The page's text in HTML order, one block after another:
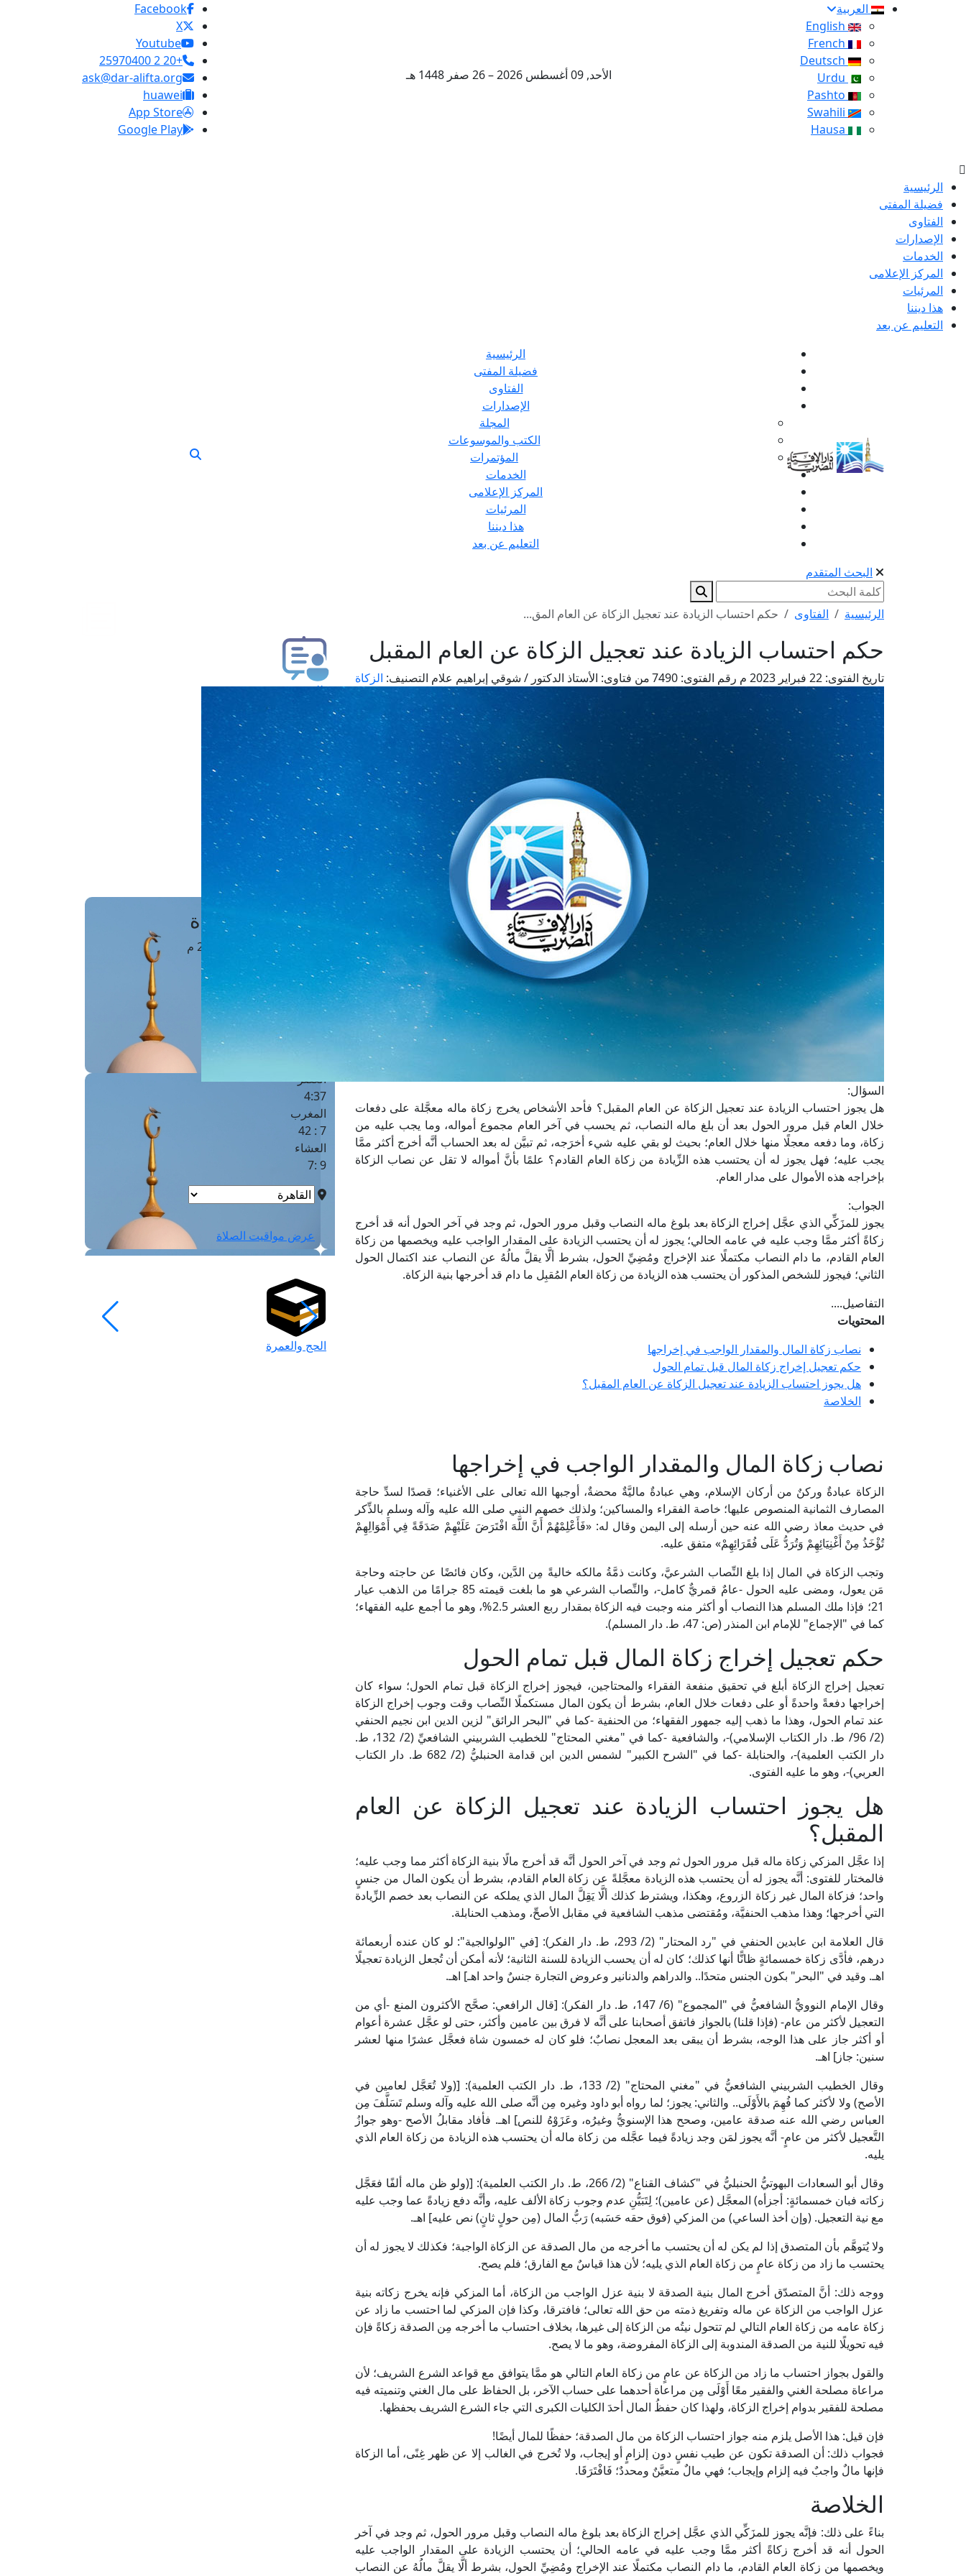
العربية
الأحد, 09 أغسطس 2026 – 26 صفر 1448 هـ
Facebook
X
Youtube
+20 2 25970400
ask@dar-alifta.org
huawei
App Store
Google Play
الرئيسية
فضيلة المفتى
الفتاوى
الإصدارات
الخدمات
المركز الإعلامى
المرئيات
هذا ديننا
التعليم عن بعد
الرئيسية
فضيلة المفتى
الفتاوى
الإصدارات
المجلة
الكتب والموسوعات
المؤتمرات
الخدمات
المركز الإعلامى
المرئيات
هذا ديننا
التعليم عن بعد
البحث المتقدم
الرئيسية الفتاوى حكم احتساب الزيادة عند تعجيل الزكاة عن العام المق...
حكم احتساب الزيادة عند تعجيل الزكاة عن العام المقبل
تاريخ الفتوى: رقم الفتوى: من فتاوى: الأستاذ الدكتور / شوقي إبراهيم علام التصنيف: الزكاة
السؤال:
هل يجوز احتساب الزيادة عند تعجيل الزكاة عن العام المقبل؟ فأحد الأشخاص يخرج زكاة ماله معجَّلة على دفعات
خلال العام قبل مرور الحول بعد أن بلغ ماله النصاب، ثم يحسب في آخر العام مجموع أمواله، وما يجب عليه من
زكاة، وما دفعه معجلًا منها خلال العام؛ بحيث لو بقي عليه شيء أخرَجه، ثم تبيَّن له بعد الحساب أنَّه أخرج أكثر ممَّا
يجب عليه؛ فهل يجوز له أن يحتسب هذه الزِّيادة من زكاة العام القادم؟ علمًا بأنَّ أمواله لا تقل عن نصاب الزكاة
بإخراجه هذه الأموال على مدار العام.
الجواب:
يجوز للمزَكِّي الذي عجَّل إخراج الزكاة بعد بلوغ ماله النصاب وقبل مرور الحول، ثم وجد في آخر الحول أنه قد أخرج
زكاةً أكثر ممَّا وجب عليه في عامه الحالي؛ يجوز له أن يحتسب الزيادة على المقدار الواجب عليه ويخصمها من زكاة
العام القادم، ما دام النصاب مكتملًا عند الإخراج ومُضِيِّ الحول، بشرط ألَّا يقلَّ مالُهُ عن النصاب عند اكتمال الحول
الثاني؛ فيجوز للشخص المذكور أن يحتسب هذه الزيادة من زكاة العام المُقبِل ما دام قد أخرجها بنية الزكاة.
التفاصيل....
المحتويات
نصاب زكاة المال والمقدار الواجب في إخراجها
حكم تعجيل إخراج زكاة المال قبل تمام الحول
هل يجوز احتساب الزيادة عند تعجيل الزكاة عن العام المقبل؟
الخلاصة
نصاب زكاة المال والمقدار الواجب في إخراجها
الزكاة عبادةٌ وركنٌ من أركان الإسلام، وهي عبادةٌ ماليَّةٌ محضةٌ، أوجبها الله تعالى على الأغنياء؛ قصدًا لسدِّ حاجة
المصارف الثمانية المنصوص عليها؛ خاصة الفقراء والمساكين؛ ولذلك خصهم النبي صلى الله عليه وآله وسلم بالذِّكر
في حديث معاذ رضي الله عنه حين أرسله إلى اليمن وقال له: «فَأَعْلِمْهُمْ أَنَّ اللَّهَ افْتَرَضَ عَلَيْهِمْ صَدَقَةً فِي أَمْوَالِهِمْ
تُؤْخَذُ مِنْ أَغْنِيَائِهِمْ وَتُرَدُّ عَلَى فُقَرَائِهِمْ» متفق عليه.
وتجب الزكاة في المال إذا بلغ النِّصاب الشرعيَّ، وكانت ذمَّةُ مالكه خاليةً مِن الدَّين، وكان فائضًا عن حاجته وحاجة
مَن يعول، ومضى عليه الحول -عامٌ قمريٌّ كامل-، والنِّصاب الشرعي هو ما بلغت قيمته 85 جرامًا من الذهب عيار
21؛ فإذا ملك المسلم هذا النصاب أو أكثر منه وجبت فيه الزكاة بمقدار ربع العشر 2.5%، وهو ما أجمع عليه الفقهاء؛
كما في "الإجماع" للإمام ابن المنذر (ص: 47، ط. دار المسلم).
حكم تعجيل إخراج زكاة المال قبل تمام الحول
تعجيل إخراج الزكاة أبلغ في تحقيق منفعة الفقراء والمحتاجين، فيجوز إخراج الزكاة قبل تمام الحول؛ سواء كان
إخراجها دفعةً واحدةً أو على دفعات خلال العام، بشرط أن يكون المال مستكملًا النِّصاب وقت وجوب إخراج الزكاة
عند تمام الحول، وهذا ما ذهب إليه جمهور الفقهاء؛ من الحنفية -كما في "البحر الرائق" لزين الدين ابن نجيم الحنفي
(2/ 96/ ط. دار الكتاب الإسلامي)-، والشافعية -كما في "مغني المحتاج" للخطيب الشربيني الشافعيِّ (2/ 132، ط.
دار الكتب العلمية)-، والحنابلة -كما في "الشرح الكبير" لشمس الدين ابن قدامة الحنبليُّ (2/ 682 ط. دار الكتاب
العربي)-، وهو ما عليه الفتوى.
هل يجوز احتساب الزيادة عند تعجيل الزكاة عن العام
المقبل؟
إذا عجَّل المزكي زكاة ماله قبل مرور الحول ثم وجد في آخر الحول أنَّه قد أخرج مالًا بنية الزكاة أكثر مما وجب عليه؛
فالمختار للفتوى: أنَّه يجوز له أن يحتسب هذه الزيادة معجَّلةً عن زكاة العام القادم، بشرط أن يكون المال من جنسٍ
واحد؛ فزكاة المال غير زكاة الزروع، وهكذا، ويشترط كذلك ألَّا يَقِلَّ المال الذي يملكه عن النصاب بعد خصم الزِّيادة
التي أخرجها؛ وهذا مذهب الحنفيَّة، ومُقتضى مذهب الشافعية في مقابل الأصحِّ، ومذهب الحنابلة.
قال العلامة ابن عابدين الحنفي في "رد المحتار" (2/ 293، ط. دار الفكر): [في "الولوالجية": لو كان عنده أربعمائة
درهم، فأدَّى زكاة خمسمائةٍ ظانًّا أنها كذلك؛ كان له أن يحسب الزيادة للسنة الثانية؛ لأنه أمكن أن تُجعل الزيادة تعجيلًا
اهـ. وقيد في "البحر" بكون الجنس متحدًا.. والدراهم والدنانير وعروض التجارة جنسٌ واحد اهـ] اهـ.
وقال الإمام النوويُّ الشافعيُّ في "المجموع" (6/ 147، ط. دار الفكر): [قال الرافعي: صحَّح الأكثرون المنع -أي من
التعجيل لأكثر من عام- (فإذا قلنا) بالجواز فاتفق أصحابنا على أنَّه لا فرق بين عامين وأكثر، حتى لو عجَّل عشرة أعوام
أو أكثر جاز على هذا الوجه، بشرط أن يبقى بعد المعجل نصابٌ؛ فلو كان له خمسون شاة فعجَّل عشرًا منها لعشر
سنين: جاز] اهـ.
وقال الخطيب الشربيني الشافعيُّ في "مغني المحتاج" (2/ 133، ط. دار الكتب العلمية): [(ولا تُعَجَّل لعامين في
الأصح) ولا لأكثر كما فُهِمَ بالأَوْلَى.. والثاني: يجوز؛ لما رواه أبو داود وغيره مِن أنَّه صلى الله عليه وآله وسلم تَسَلَّفَ مِن
العباس رضي الله عنه صدقة عامين، وصحح هذا الإسنويُّ وغيرُه، وعَزَوْهُ للنص] اهـ. فأفاد مقابلُ الأصح -وهو جوازُ
التَّعجيل لأكثر من عامٍ- أنَّه يجوز لمَن وجد زيادةً فيما عجَّله من زكاة ماله أن يحتسب هذه الزيادة من زكاة العام الذي
يليه.
وقال أبو السعادات البهوتيُّ الحنبليُّ في "كشاف القناع" (2/ 266، ط. دار الكتب العلمية): [(ولو ظن ماله ألفًا فعَجَّل
زكاته فبان خمسمائةٍ: أجزأه) المعجَّل (عن عامين)؛ لِتَبَيُّنِ عدم وجوب زكاة الألف عليه، وأنَّه دفع زيادةً عما وجب عليه
مع نية التعجيل. (وإن أخذ الساعي) من المزكي (فوق حقه حَسَبه) رَبُّ المال (مِن حولٍ ثانٍ) نص عليه] اهـ.
ولا يُتوهَّم بأن المتصدق إذا لم يكن له أن يحتسب ما أخرجه من مال الصدقة عن الزكاة الواجبة؛ فكذلك لا يجوز له أن
يحتسب ما زاد من زكاة عامٍ من زكاة العام الذي يليه؛ لأن هذا قياسٌ مع الفارق؛ فلم يصح.
ووجه ذلك: أنَّ المتصدّق أخرج المال بنية الصدقة لا بنية عزل الواجب من الزكاة، أما المزكي فإنه يخرج زكاته بنية
عزل الواجب من الزكاة عن ماله وتفريغ ذمته من حق الله تعالى؛ فافترقا، وكذا فإن المزكي لما احتسب ما زاد عن
زكاة عامه من زكاة العام التالي لم تتحول نيتُه من الزكاة إلى غيرها، بخلاف احتساب ما أخرجه مِن الصدقة زكاةً فإن
فيه تحويلًا للنية من الصدقة المندوبة إلى الزكاة المفروضة، وهو ما لا يصح.
والقول بجواز احتساب ما زاد من الزكاة عن عامٍ من زكاة العام التالي هو ممَّا يتوافق مع قواعد الشرع الشريف؛ لأن
مراعاة مصلحة الغني والفقير معًا أَوْلَى مِن مراعاة أحدهما على حساب الآخر، بل الحفاظ على مال الغني وتنميته فيه
مصلحة للفقير بدوام إخراج الزكاة، ولهذا كان حفظُ المال أحدَ الكليات الكبرى التي جاء الشرع الشريف بحفظها.
فإن قيل: هذا الأصل يلزم منه جواز احتساب الزكاة من مال الصدقة؛ حفظًا للمال أيضًا!
فجواب ذلك: أن الصدقة تكون عن طيب نفسٍ دون إلزامٍ أو إيجاب، ولا تُخرج في الغالب إلا عن ظهر غِنًى، أما الزكاة
فإنها مالٌ واجبٌ فيه إلزام وإيجاب؛ فهي مالٌ متعيَّنٌ ومحددٌ؛ فَافْتَرَقَا.
الخلاصة
بناءً على ذلك: فإنَّه يجوز للمزَكِّي الذي عجَّل إخراج الزكاة بعد بلوغ ماله النصاب وقبل مرور الحول، ثم وجد في آخر
الحول أنه قد أخرج زكاةً أكثر ممَّا وجب عليه في عامه الحالي؛ أن يحتسب الزيادة على المقدار الواجب عليه
ويخصمها من زكاة العام القادم، ما دام النصاب مكتملًا عند الإخراج ومُضِيِّ الحول، بشرط ألَّا يقلَّ مالُهُ عن النصاب
طلب فتوى
استعلام عن فتوى
حجز موعد
الفتوى الهاتفية
مَواقِيتُ الصَّـــلاة
القاهرة · 09 أغسطس 2026 م
الفجر
4 :43
الشروق
العصر
4:37
المغرب
7 : 42
العشاء
9 :7
عرض مواقيت الصلاة
الحج والعمرة